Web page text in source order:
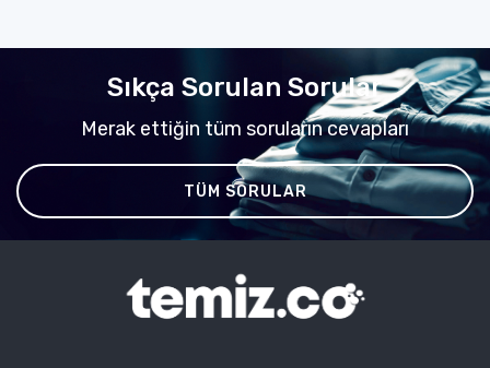
Sıkça Sorulan Sorular
Merak ettiğin tüm soruların cevapları
TÜM SORULAR